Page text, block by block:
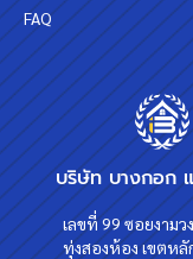
บริษัท บางกอก
เลขที่ 99 ซอยงาม
ทุ่งสองห้อง เขตห
FAQ